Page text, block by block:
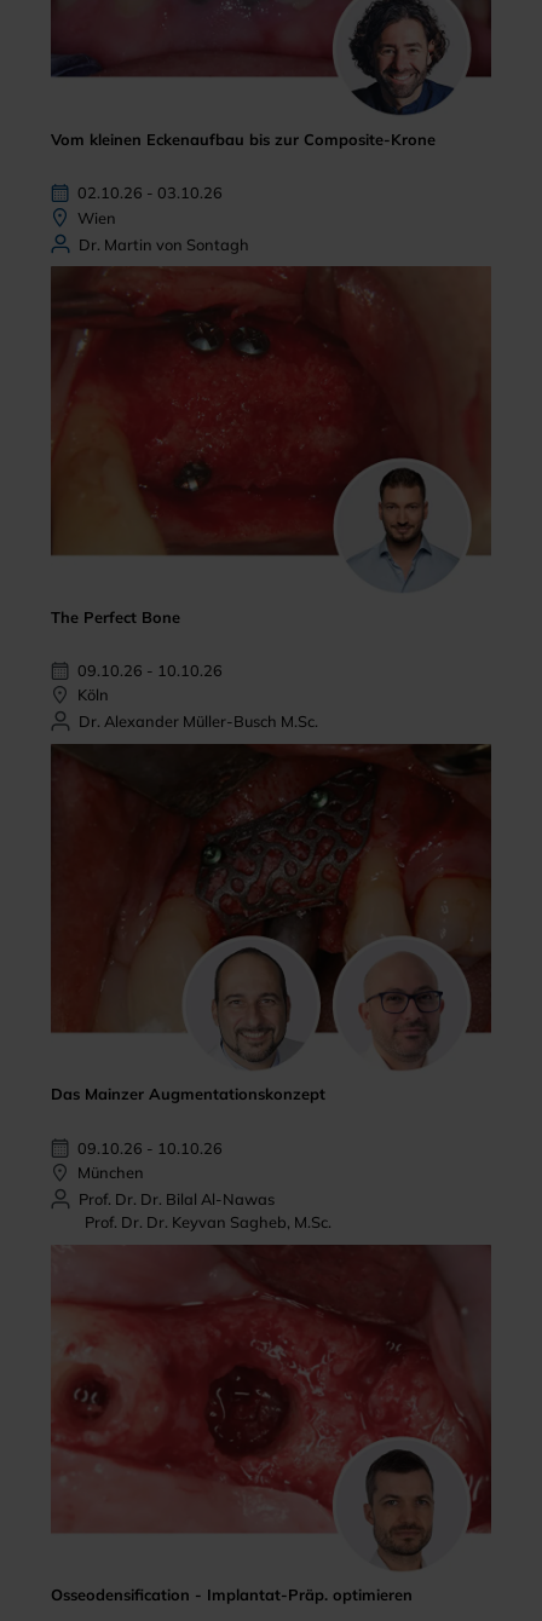
Vom kleinen Eckenaufbau bis zur Composite-Krone
02.10.26 - 03.10.26
Wien
Dr. Martin von Sontagh
The Perfect Bone
09.10.26 - 10.10.26
Köln
Dr. Alexander Müller-Busch M.Sc.
Das Mainzer Augmentationskonzept
09.10.26 - 10.10.26
München
Prof. Dr. Dr. Bilal Al-Nawas
Prof. Dr. Dr. Keyvan Sagheb, M.Sc.
Osseodensification - Implantat-Präp. optimieren